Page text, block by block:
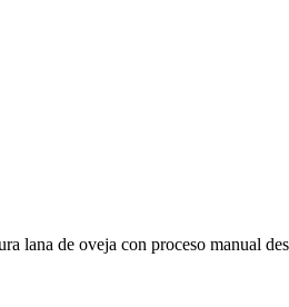
lana de oveja con proceso manual